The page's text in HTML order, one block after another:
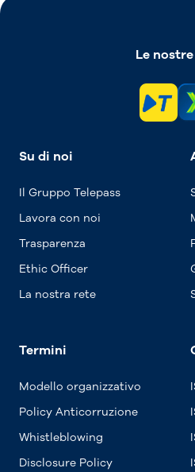
Le
Su di noi
Il Gruppo Telepass
Lavora con noi
Trasparenza
Ethic Officer
La nostra rete
Termini
Modello organizzativo
Policy Anticorruzione
Whistleblowing
Disclosure Policy